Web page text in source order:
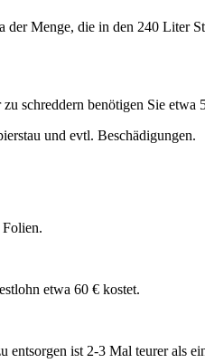
Menge, die in den 240 Liter
schreddern benötigen Sie etwa
und evtl. Beschädigungen.
etwa 60 € kostet.
ist 2-3 Mal teurer als